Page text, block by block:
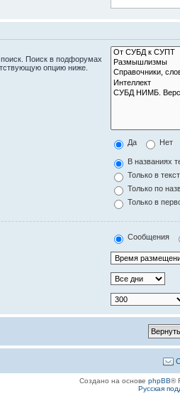
Поиск в подфорумах
опцию ниже.
Да Нет
В названиях
Только в
Только по
Только в
Сообщения
Создано на основе phpBB®
Русская